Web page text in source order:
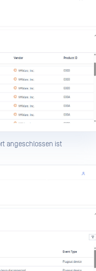
angeschlossen ist